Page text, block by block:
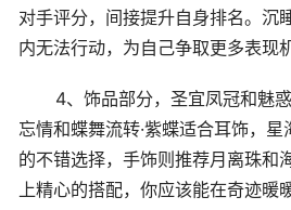
对手评分，间接提升自身排名。沉
内无法行动，为自己争取更多表现机
4、饰品部分，圣宜凤冠和魅
忘情和蝶舞流转·紫蝶适合耳饰，
的不错选择，手饰则推荐月离珠和
上精心的搭配，你应该能在奇迹暖